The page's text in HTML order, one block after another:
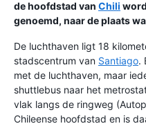
de hoofdstad van Chili
genoemd, naar de plaats
De luchthaven ligt 18
stadscentrum van Santiago.
met de luchthaven, maar
shuttlebus naar het
vlak langs de ringweg
Chileense hoofdstad en is